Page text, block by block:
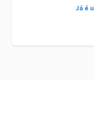
Já é